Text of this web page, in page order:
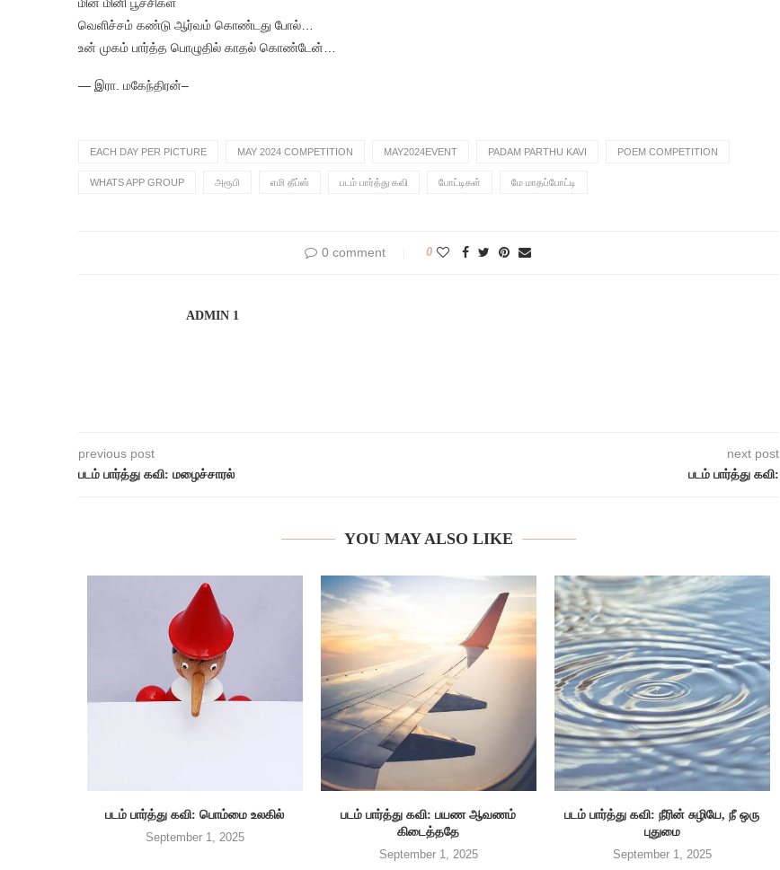
வெளிச்சம் கண்டு ஆர்வம் கொண்டது போல்…
உன் முகம் பார்த்த பொழுதில் காதல் கொண்டேன்…
— இரா. மகேந்திரன்–
EACH DAY PER PICTURE MAY 2024 COMPETITION MAY2024EVENT PADAM PARTHU KAVI POEM COMPETITION
WHATS APP GROUP அரூபி எமி தீப்ஸ் படம் பார்த்து கவி போட்டிகள் மே மாதப்போட்டி
0 comment 0
ADMIN 1
previous post
படம் பார்த்து கவி: மழைச்சாரல்
next post
படம் பார்த்து கவி:
YOU MAY ALSO LIKE
படம் பார்த்து கவி: பொம்மை உலகில்
September 1, 2025
படம் பார்த்து கவி: பயண ஆவணம்
கிடைத்ததே
September 1, 2025
படம் பார்த்து கவி: நீரின் சுழியே, நீ ஒரு
புதுமை
September 1, 2025